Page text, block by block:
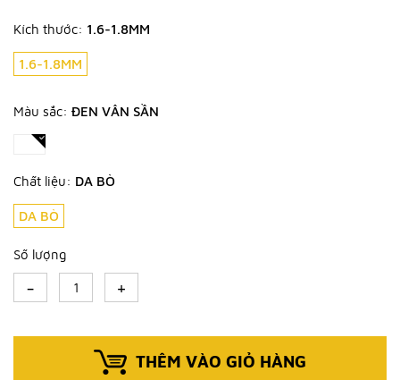
Kích thước: 1.6-1.8MM
1.6-1.8MM
Màu sắc: ĐEN VÂN SẦN
Chất liệu: DA BÒ
DA BÒ
Số lượng
- +
THÊM VÀO GIỎ HÀNG